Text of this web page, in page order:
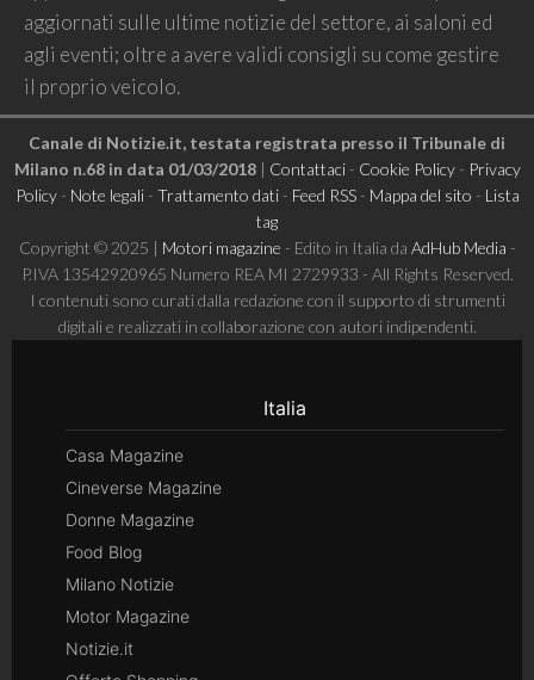
aggiornati sulle ultime notizie del settore, ai saloni ed
agli eventi; oltre a avere validi consigli su come gestire
il proprio veicolo.
Canale di Notizie.it, testata registrata presso il Tribunale di
Milano n.68 in data 01/03/2018| Contattaci- Cookie Policy- Privacy
Policy- Note legali- Trattamento dati- Feed RSS- Mappa del sito - Lista
tag
Copyright © 2025 | Motori magazine - Edito in Italia da AdHub Media -
P.IVA 13542920965 Numero REA MI 2729933 - All Rights Reserved.
I contenuti sono curati dalla redazione con il supporto di strumenti
digitali e realizzati in collaborazione con autori indipendenti.
Italia
Casa Magazine
Cineverse Magazine
Donne Magazine
Food Blog
Milano Notizie
Motor Magazine
Notizie.it